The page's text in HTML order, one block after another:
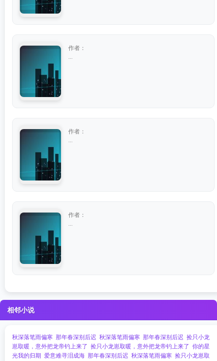
作者：
作者：
作者：
相邻小说
秋深落笔雨偏寒 那年春深别后迟 秋深落笔雨偏寒 那年春深别后迟 捡只小龙
崽取暖，意外把龙帝钓上来了 捡只小龙崽取暖，意外把龙帝钓上来了 你的星
光我的归期 爱意难寻泪成海 那年春深别后迟 秋深落笔雨偏寒 捡只小龙崽取